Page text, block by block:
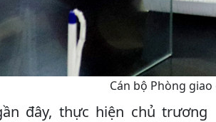
Cán bộ Phòng
đây, thực hiện chủ trương